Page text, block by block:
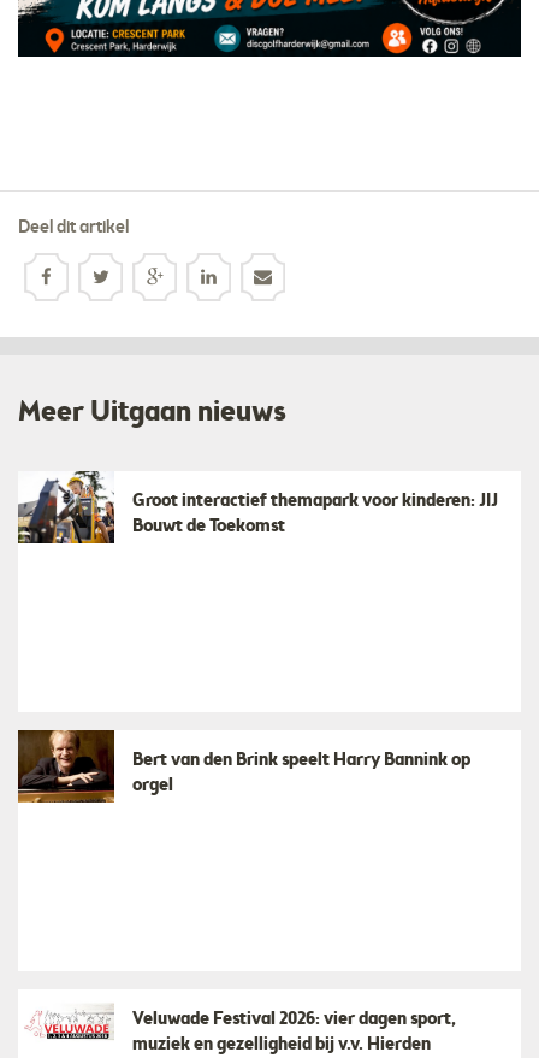
Deel dit artikel
Meer Uitgaan nieuws
Groot interactief themapark voor kinderen: JIJ
Bouwt de Toekomst
Bert van den Brink speelt Harry Bannink op
orgel
Veluwade Festival 2026: vier dagen sport,
muziek en gezelligheid bij v.v. Hierden